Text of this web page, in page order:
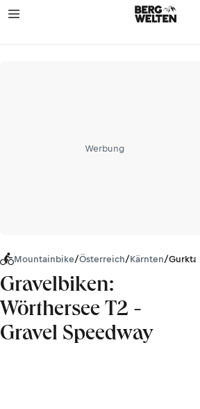
Werbung
Mountainbike/Österreich/Kärnten/
Gravelbiken:
Wörthersee T2 -
Gravel Speedway